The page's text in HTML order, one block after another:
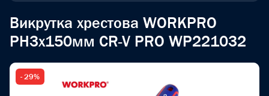
Викрутка хрестова WORKPRO
PH3x150мм CR-V PRO WP221032
- 29%